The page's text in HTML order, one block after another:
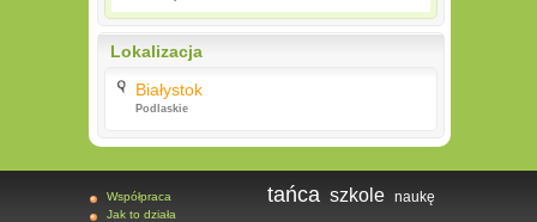
Lokalizacja
Białystok
Podlaskie
Współpraca
Jak to działa
tańca szkole naukę